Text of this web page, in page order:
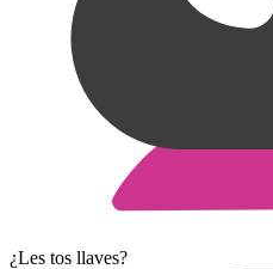
¿Les tos llaves?